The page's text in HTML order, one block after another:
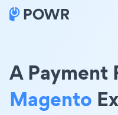
A Payment
Magento